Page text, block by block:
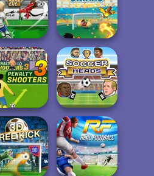
Soccer Football Killer
Penalty Cup
2021
Foot Chinko
Shooters
3
Soccer Heads